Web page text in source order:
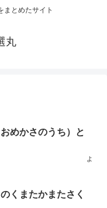
まとめたサイト
丸
めかさのうち）と
よ
くまたかまたさく